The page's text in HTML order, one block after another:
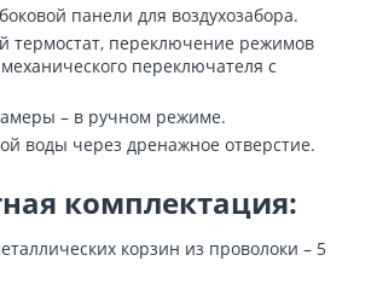
панели для воздухозабора.
термостат, переключение режимов
переключателя с
– в ручном режиме.
воды через дренажное отверстие.
комплектация:
корзин из проволоки – 5